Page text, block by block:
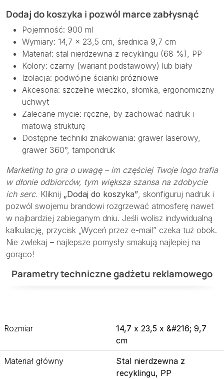
Dodaj do koszyka i pozwól marce zabłysnąć
Pojemność: 900 ml
Wymiary: 14,7 × 23,5 cm, średnica 9,7 cm
Materiał: stal nierdzewna z recyklingu (68 %), PP
Kolory: czarny (wariant podstawowy) lub biały
Izolacja: podwójne ścianki próżniowe
Akcesoria: szczelne wieczko, słomka, ergonomiczny
uchwyt
Zalecane mycie: ręczne, by zachować nadruk i
matową strukturę
Dostępne techniki znakowania: grawer laserowy,
grawer 360°, tampondruk
Marketing to gra o uwagę – im częściej Twoje logo trafia
w dłonie odbiorców, tym większa szansa na zdobycie
ich serc. Kliknij „Dodaj do koszyka” , skonfiguruj nadruk i
pozwól swojemu brandowi rozgrzewać atmosferę nawet
w najbardziej zabieganym dniu. Jeśli wolisz indywidualną
kalkulację, przycisk „Wyceń przez e-mail” czeka tuż obok.
Nie zwlekaj – najlepsze pomysły smakują najlepiej na
gorąco!
Parametry techniczne gadżetu reklamowego
Rozmiar
14,7 x 23,5 x &#216; 9,7
cm
Materiał główny
Stal nierdzewna z
recyklingu, PP